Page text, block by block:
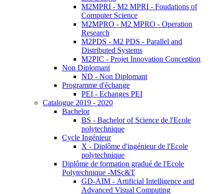
M2MPRI - M2 MPRI - Foudations of
Computer Science
M2MPRO - M2 MPRO - Operation
Research
M2PDS - M2 PDS - Parallel and
Distributed Systems
M2PIC - Projet Innovation Conception
Non Diplomant
ND - Non Diplomant
Programme d'échange
PEI - Echanges PEI
Catalogue 2019 - 2020
Bachelor
BS - Bachelor of Science de l'Ecole
polytechnique
Cycle Ingénieur
X - Diplôme d'ingénieur de l'Ecole
polytechnique
Diplôme de formation gradué de l'Ecole
Polytechnique -MSc&T
GD-AIM - Artificial Intelligence and
Advanced Visual Computing